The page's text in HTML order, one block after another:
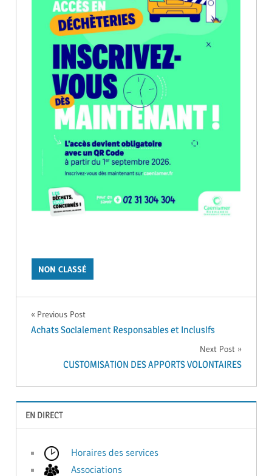
NON CLASSÉ
Navigation
l’article
Previous Post
Achats Socialement Responsables et Inclusifs
Next Post
CUSTOMISATION DES APPORTS VOLONTAIRES
EN DIRECT
Horaires des services
Associations